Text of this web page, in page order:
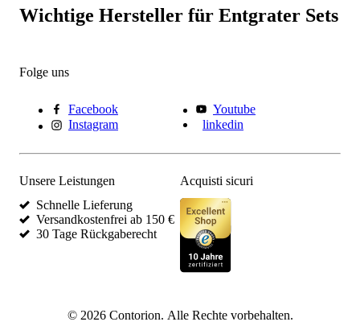
Wichtige Hersteller für Entgrater Sets
Folge uns
Facebook
Youtube
Instagram
linkedin
Unsere Leistungen
Schnelle Lieferung
Versandkostenfrei ab 150 €
30 Tage Rückgaberecht
Acquisti sicuri
© 2026Contorion. Alle Rechte vorbehalten.